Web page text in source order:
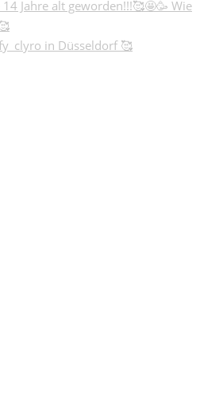
in Düsseldorf 🥰